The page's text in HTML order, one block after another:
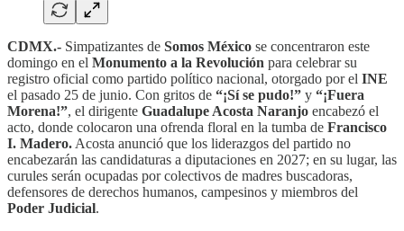
CDMX.- Simpatizantes de Somos México se concentraron este
domingo en el Monumento a la Revolución para celebrar su
registro oficial como partido político nacional, otorgado por el INE
el pasado 25 de junio. Con gritos de “¡Sí se pudo!” y “¡Fuera
Morena!”, el dirigente Guadalupe Acosta Naranjo encabezó el
acto, donde colocaron una ofrenda floral en la tumba de Francisco
I. Madero. Acosta anunció que los liderazgos del partido no
encabezarán las candidaturas a diputaciones en 2027; en su lugar, las
curules serán ocupadas por colectivos de madres buscadoras,
defensores de derechos humanos, campesinos y miembros del
Poder Judicial.